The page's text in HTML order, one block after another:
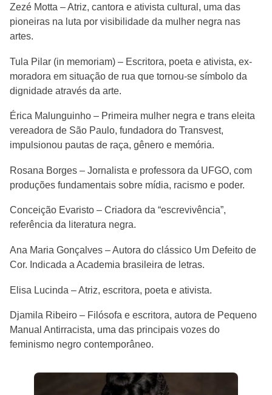
Zezé Motta – Atriz, cantora e ativista cultural, uma das
pioneiras na luta por visibilidade da mulher negra nas
artes.
Tula Pilar (in memoriam) – Escritora, poeta e ativista, ex-
moradora em situação de rua que tornou-se símbolo da
dignidade através da arte.
Érica Malunguinho – Primeira mulher negra e trans eleita
vereadora de São Paulo, fundadora do Transvest,
impulsionou pautas de raça, gênero e memória.
Rosana Borges – Jornalista e professora da UFGO, com
produções fundamentais sobre mídia, racismo e poder.
Conceição Evaristo – Criadora da “escrevivência”,
referência da literatura negra.
Ana Maria Gonçalves – Autora do clássico Um Defeito de
Cor. Indicada a Academia brasileira de letras.
Elisa Lucinda – Atriz, escritora, poeta e ativista.
Djamila Ribeiro – Filósofa e escritora, autora de Pequeno
Manual Antirracista, uma das principais vozes do
feminismo negro contemporâneo.